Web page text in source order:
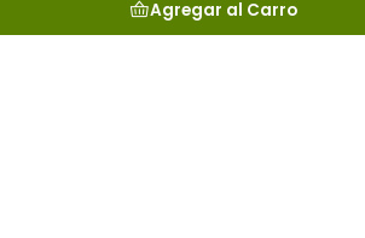
Agregar al Carro